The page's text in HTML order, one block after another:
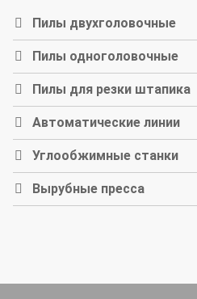
Пилы двухголовочные
Пилы одноголовочные
Пилы для резки штапика
Автоматические линии
Углообжимные станки
Вырубные пресса